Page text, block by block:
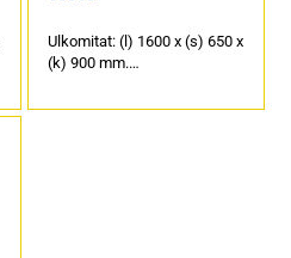
Ulkomitat: (l) 1600 x (s) 650 x
(k) 900 mm.
Kalusteen päällä on